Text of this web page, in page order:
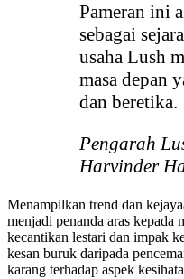
Pameran ini
sebagai
usaha Lush
masa depan
dan beretika.
Pengarah
Harvinder
Menampilkan trend dan
menjadi penanda aras kepada
kecantikan lestari dan impak
kesan buruk daripada
karang terhadap aspek